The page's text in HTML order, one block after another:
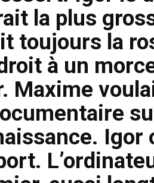
la plus
toujours la
à un
Maxime
Igor